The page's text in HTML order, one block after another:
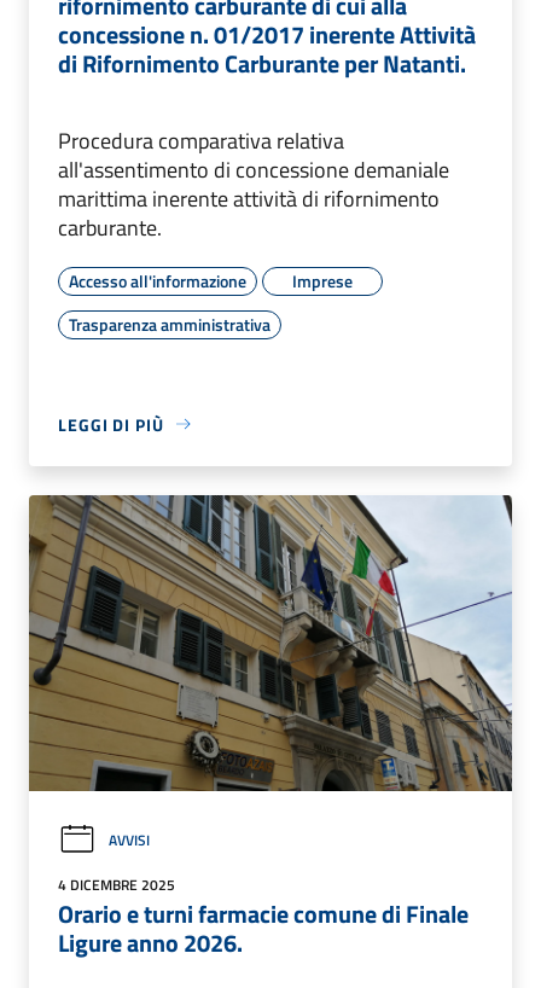
concessione n. 01/2017 inerente Attività
di Rifornimento Carburante per Natanti.
Procedura comparativa relativa
all'assentimento di concessione demaniale
marittima inerente attività di rifornimento
carburante.
Accesso all'informazione
Imprese
Trasparenza amministrativa
LEGGI DI PIÙ
AVVISI
4 DICEMBRE 2025
Orario e turni farmacie comune di Finale
Ligure anno 2026.